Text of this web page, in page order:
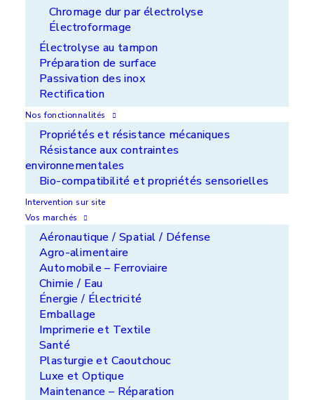
Chromage dur par électrolyse
Électroformage
Électrolyse au tampon
Préparation de surface
Passivation des inox
Rectification
Nos fonctionnalités
Propriétés et résistance mécaniques
Résistance aux contraintes
environnementales
Bio-compatibilité et propriétés sensorielles
Intervention sur site
Vos marchés
Aéronautique / Spatial / Défense
Agro-alimentaire
Automobile – Ferroviaire
Chimie / Eau
Énergie / Électricité
Emballage
Imprimerie et Textile
Santé
Plasturgie et Caoutchouc
Luxe et Optique
Maintenance – Réparation
Notre mission
Développer, apporter des solutions et des
services pour améliorer la performance et la
durabilité de vos produits.
Le service en +
L’écoute et l’accompagnement des clients du
prototype à la grande série, allant de pièces
de quelques grammes à 30 tonnes, traitées en
atelier ou sur vos sites